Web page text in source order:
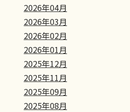
2026年04月
2026年03月
2026年02月
2026年01月
2025年12月
2025年11月
2025年09月
2025年08月